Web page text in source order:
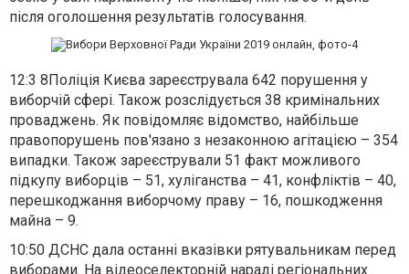
після оголошення результатів голосування.
12:3 8Поліція Києва зареєструвала 642 порушення у
виборчій сфері. Також розслідується 38 кримінальних
проваджень. Як повідомляє відомство, найбільше
правопорушень пов'язано з незаконною агітацією – 354
випадки. Також зареєстрували 51 факт можливого
підкупу виборців – 51, хуліганства – 41, конфліктів – 40,
перешкоджання виборчому праву – 16, пошкодження
майна – 9.
10:50 ДСНС дала останні вказівки рятувальникам перед
виборами. На відеоселекторній нараді регіональних